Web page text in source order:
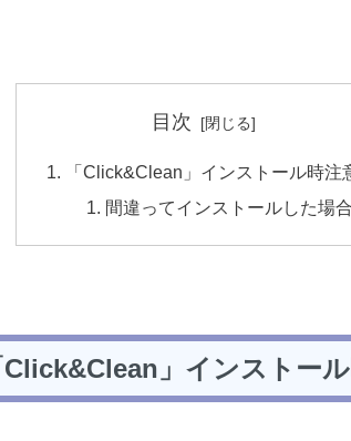
目次
「Click&Clean」インストール時注
間違ってインストールした場合
Click&Clean」インストー